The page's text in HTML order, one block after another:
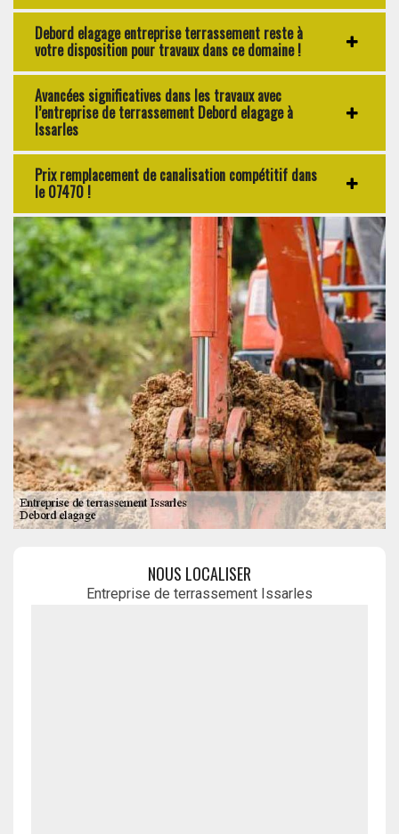
Debord elagage entreprise terrassement reste à
votre disposition pour travaux dans ce domaine !
Avancées significatives dans les travaux avec
l’entreprise de terrassement Debord elagage à
Issarles
Prix remplacement de canalisation compétitif dans
le 07470 !
NOUS LOCALISER
Entreprise de terrassement Issarles